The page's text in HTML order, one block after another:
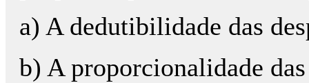
a) A dedutibilidade das
b) A proporcionalidade